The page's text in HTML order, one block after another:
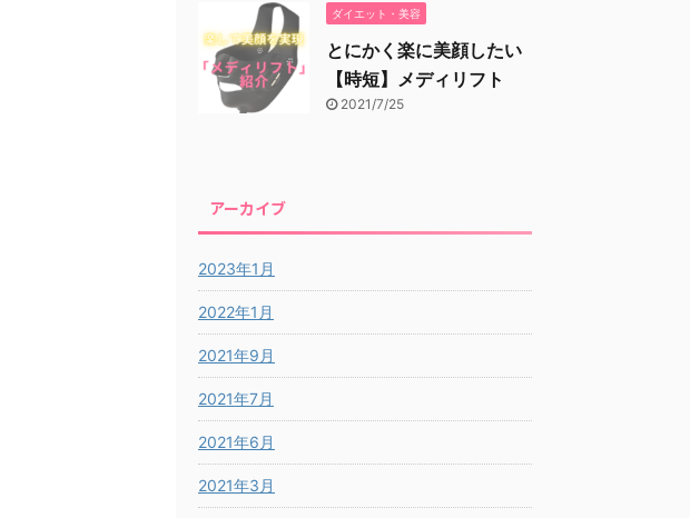
ダイエット・美容
とにかく楽に美顔したい
【時短】メディリフト
2021/7/25
アーカイブ
2023年1月
2022年1月
2021年9月
2021年7月
2021年6月
2021年3月